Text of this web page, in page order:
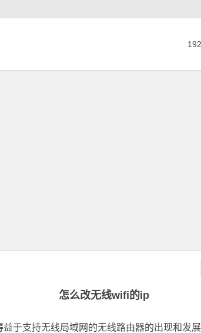
怎么改无线wifi的ip
支持无线局域网的无线路由器的出现和发